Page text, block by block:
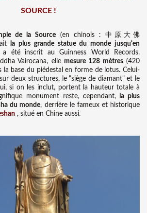
SOURCE !
de la Source (en chinois : 中原大佛
la plus grande statue du monde jusqu'en
été inscrit au Guinness World Records.
Vairocana, elle mesure 128 mètres(420
la base du piédestal en forme de lotus. Celui-
deux structures, le "siège de diamant" et le
si on les inclut, portent la hauteur totale à
monument reste, cependant,
la plus
du monde, derrière le fameux et historique
, situé en Chine aussi.